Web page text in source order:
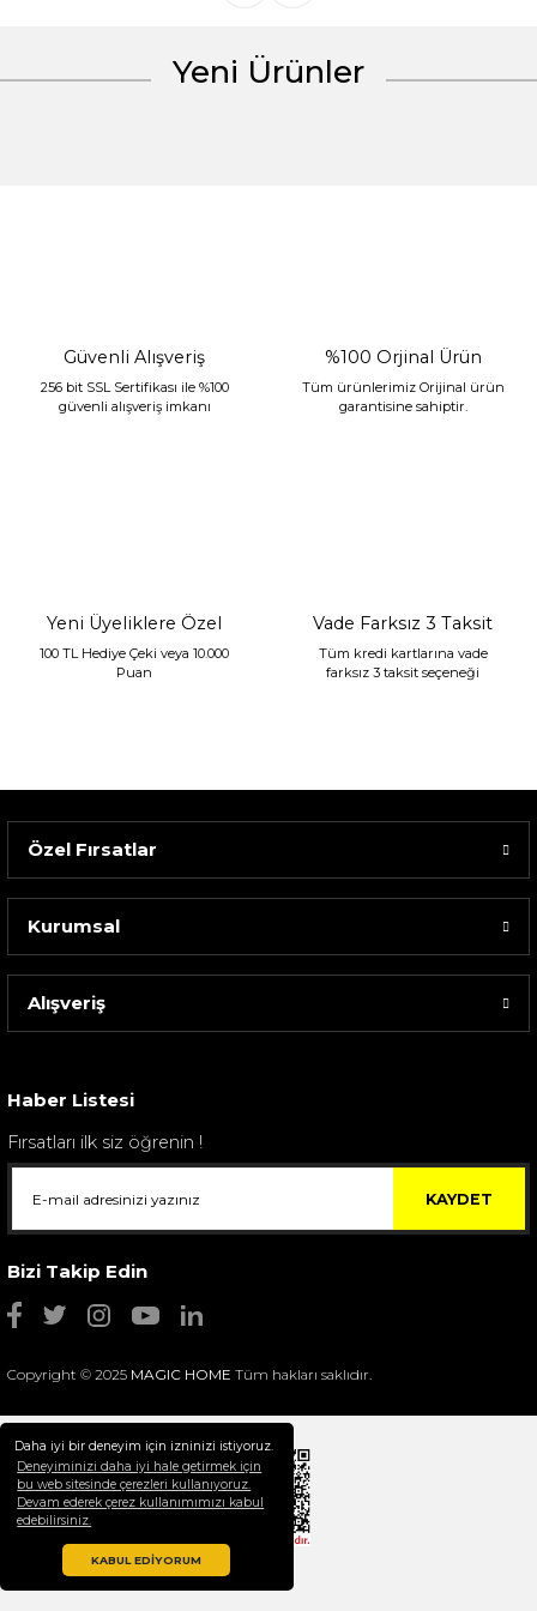
Daha iyi bir deneyim için izninizi istiyoruz.
Deneyiminizi daha iyi hale getirmek için
bu web sitesinde çerezleri kullanıyoruz.
Devam ederek çerez kullanımımızı kabul
edebilirsiniz.
KABUL EDİYORUM
Yeni Ürünler
Sarev Elfıda Flanel Nevresim Takımı Çift Kişili...
Selim Dekor Chain 15x20 Çerçeve Vizon
1.595,00 TL
Güvenli Alışveriş
256 bit SSL Sertifikası ile %100
güvenli alışveriş imkanı
%100 Orjinal Ürün
Tüm ürünlerimiz Orijinal ürün
garantisine sahiptir.
Yeni Üyeliklere Özel
100 TL Hediye Çeki veya 10.000
Puan
Vade Farksız 3 Taksit
Tüm kredi kartlarına vade
farksız 3 taksit seçeneği
Özel Fırsatlar
Kurumsal
Alışveriş
Haber Listesi
Fırsatları ilk siz öğrenin !
KAYDET
Bizi Takip Edin
Copyright © 2025 MAGIC HOME Tüm hakları saklıdır.